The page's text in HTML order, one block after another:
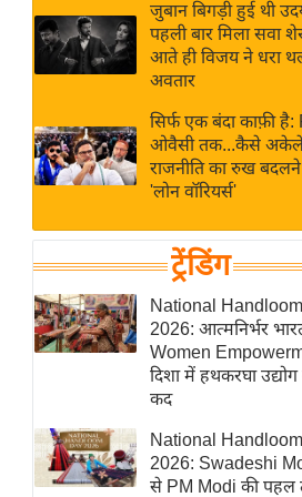
Hindi
Videos
IPL
2026
ई-पेपर
मिसाल बेमिसाल
शख्सियत
यंग इंडिया
साहित्य जगत
ऑटो वर्ल्ड
न्यूज ब्रीफ
मनोरंजन जगत
बॉलीवुड
हॉलीवुड
फिल्म समीक्षा
जुबान बिगड़ी हुई थी
पहली बार मिला सवा
आते ही विजय ने धरा
अवतार
सिर्फ एक बंदा काफ़ी
ओवैसी तक...कैसे अकेले
राजनीति का रुख
'लोन वॉरियर्स'
ट्रेंडिंग
National
2026: आत्मनिर्भर
Women
दिशा में हथकरघा
कद
National
2026: Swadeshi
से PM Modi की पहल